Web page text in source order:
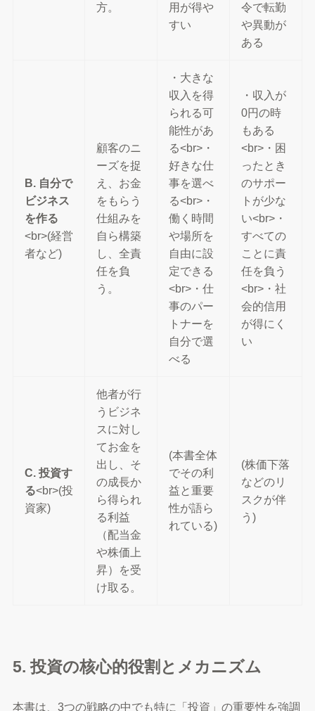
方。
用が得や
すい
令で転勤
や異動が
ある
B. 自分で
ビジネス
を作る
<br>(経営
者など)
顧客のニ
ーズを捉
え、お金
をもらう
仕組みを
自ら構築
し、全責
任を負
う。
・大きな
収入を得
られる可
能性があ
る<br>・
好きな仕
事を選べ
る<br>・
働く時間
や場所を
自由に設
定できる
<br>・仕
事のパー
トナーを
自分で選
べる
・収入が
0円の時
もある
<br>・困
ったとき
のサポー
トが少な
い<br>・
すべての
ことに責
任を負う
<br>・社
会的信用
が得にく
い
C. 投資す
る<br>(投
資家)
他者が行
うビジネ
スに対し
てお金を
出し、そ
の成長か
ら得られ
る利益
（配当金
や株価上
昇）を受
け取る。
(本書全体
でその利
益と重要
性が語ら
れている)
(株価下落
などのリ
スクが伴
う)
5. 投資の核心的役割とメカニズム
本書は、3つの戦略の中でも特に「投資」の重要性を強調